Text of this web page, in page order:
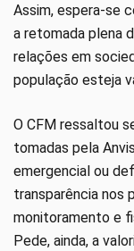
Assim, espera-se
a retomada plena
relações em
população esteja
O CFM ressaltou
tomadas pela
emergencial ou
transparência nos
monitoramento e
Pede, ainda, a